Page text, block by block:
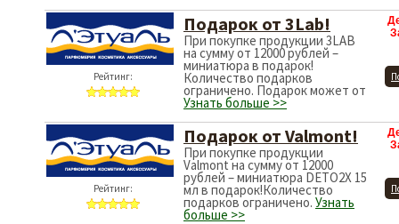
Рейтинг:
Подарок от 3Lab!
При покупке продукции 3LAB
на сумму от 12000 рублей –
миниатюра в подарок!
Количество подарков
ограничено. Подарок может от
Узнать больше >>
Рейтинг:
Подарок от Valmont!
При покупке продукции
Valmont на сумму от 12000
рублей – миниатюра DETO2X 15
мл в подарок!Количество
подарков ограничено. Узнать
больше >>